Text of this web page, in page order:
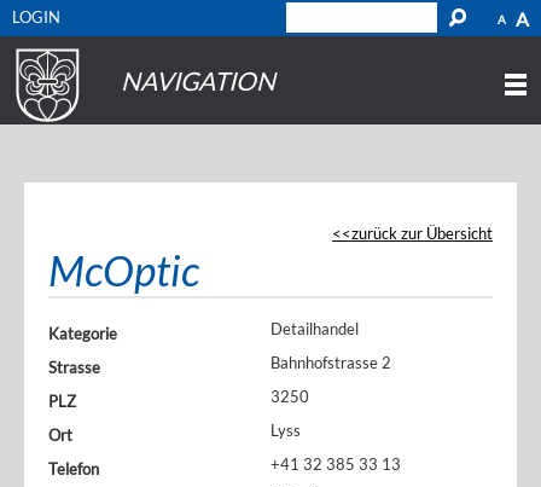
A A
LOGIN
NAVIGATION
zurück zur Übersicht
McOptic
Kategorie
Detailhandel
Strasse
Bahnhofstrasse 2
PLZ
3250
Ort
Lyss
Telefon
+41 32 385 33 13